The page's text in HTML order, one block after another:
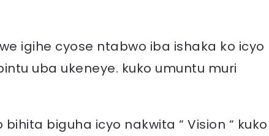
igihe cyose ntabwo iba ishaka ko icyo
uba ukeneye. kuko umuntu muri
biguha icyo nakwita “ Vision “ kuko